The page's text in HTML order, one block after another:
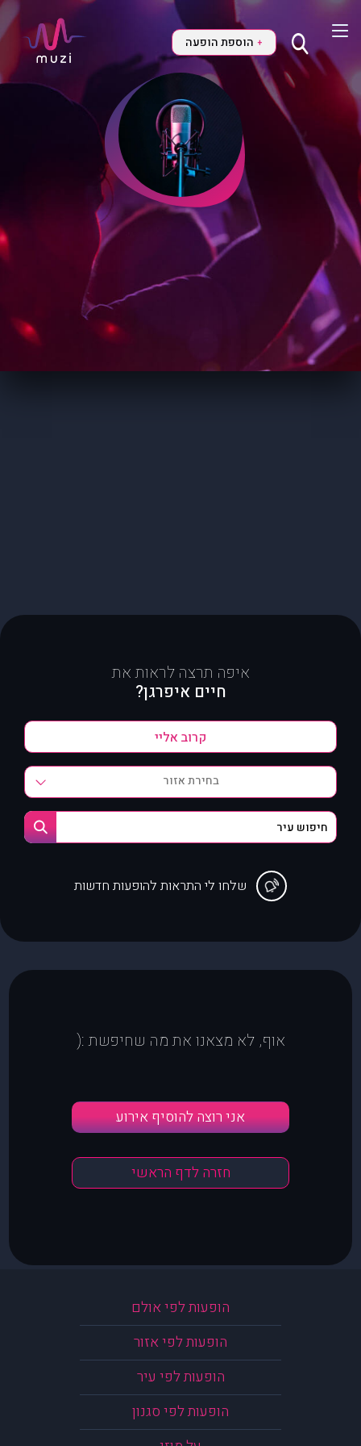
+ הוספת הופעה
איפה תרצה לראות את
חיים איפרגן?
בחירת אזור
שלחו לי התראות להופעות חדשות
אוף, לא מצאנו את מה שחיפשת :(
אני רוצה להוסיף אירוע
חזרה לדף הראשי
הופעות לפי אולם
הופעות לפי אזור
הופעות לפי עיר
הופעות לפי סגנון